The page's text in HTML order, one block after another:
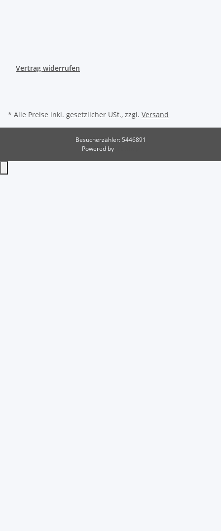
Vertrag widerrufen
* Alle Preise inkl. gesetzlicher USt., zzgl. Versand
Besucherzähler: 5446891
Powered by